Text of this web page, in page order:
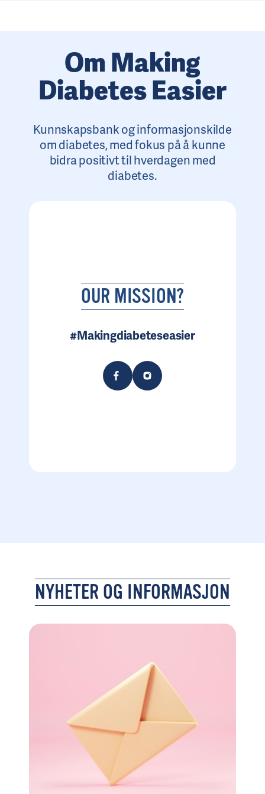
Om Making
Diabetes Easier
Kunnskapsbank og informasjonskilde
om diabetes, med fokus på å kunne
bidra positivt til hverdagen med
diabetes.
OUR MISSION?
#Makingdiabeteseasier
NYHETER OG INFORMASJON